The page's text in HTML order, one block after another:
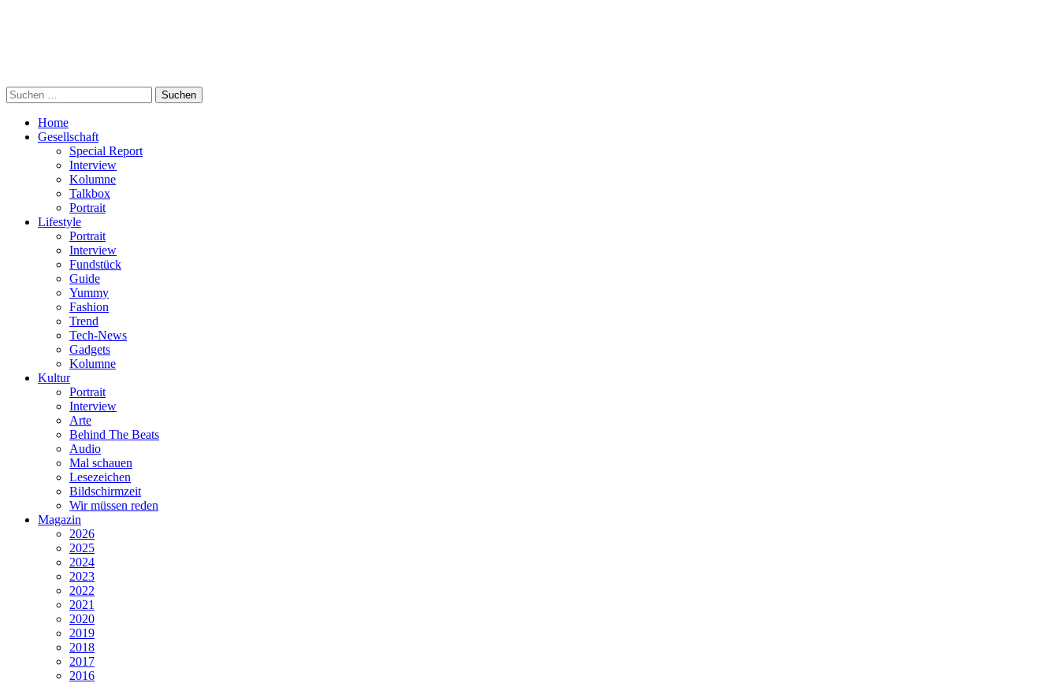
Suchen
nach:
Home
Gesellschaft
Special Report
Interview
Kolumne
Talkbox
Portrait
Lifestyle
Portrait
Interview
Fundstück
Guide
Yummy
Fashion
Trend
Tech-News
Gadgets
Kolumne
Kultur
Portrait
Interview
Arte
Behind The Beats
Audio
Mal schauen
Lesezeichen
Bildschirmzeit
Wir müssen reden
Magazin
2026
2025
2024
2023
2022
2021
2020
2019
2018
2017
2016